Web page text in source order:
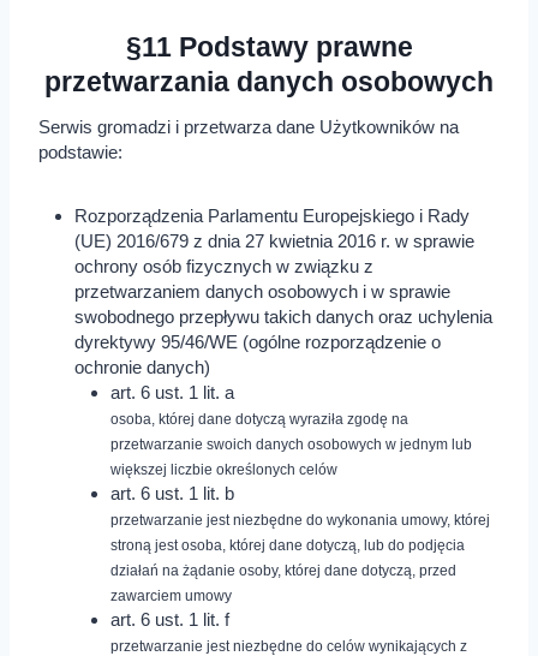
§11 Podstawy prawne
przetwarzania danych osobowych
Serwis gromadzi i przetwarza dane Użytkowników na
podstawie:
Rozporządzenia Parlamentu Europejskiego i Rady
(UE) 2016/679 z dnia 27 kwietnia 2016 r. w sprawie
ochrony osób fizycznych w związku z
przetwarzaniem danych osobowych i w sprawie
swobodnego przepływu takich danych oraz uchylenia
dyrektywy 95/46/WE (ogólne rozporządzenie o
ochronie danych)
art. 6 ust. 1 lit. a
osoba, której dane dotyczą wyraziła zgodę na
przetwarzanie swoich danych osobowych w jednym lub
większej liczbie określonych celów
art. 6 ust. 1 lit. b
przetwarzanie jest niezbędne do wykonania umowy, której
stroną jest osoba, której dane dotyczą, lub do podjęcia
działań na żądanie osoby, której dane dotyczą, przed
zawarciem umowy
art. 6 ust. 1 lit. f
przetwarzanie jest niezbędne do celów wynikających z